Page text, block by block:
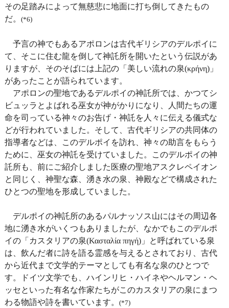
その足踏みによって無慈悲に地面に打ち倒してきたもの
だ。 (*6)
予言の神でもあるアポロンは古代ギリシアのデルポイに
て、そこに住む龍を倒して神託所を開いたという伝説があ
りますが、そのそばには上記の「美しい流れの泉(κρήνη)」
があったことが語られています。
アポロンの聖地であるデルポイの神託所では、かつてシ
ビュッラとよばれる巫女が神がかりになり、人間たちの運
命を司っている神々のお告げ・神託を人々に伝える儀式な
どが行われていました。そして、古代ギリシアの共同体の
指導者などは、このデルポイを訪れ、神々の助言をもらう
ために、巫女の神託を受けていました。このデルポイの神
託所も、前にご紹介しました医療の聖地アスクレペイオン
と同じく、神聖な森、湧き水の泉、神殿などで構成された
ひとつの聖地を形成していました。
デルポイの神託所のあるパルナッソス山にはその周辺各
地に湧き水がいくつもありましたが、なかでもこのデルポ
イの「カスタリアの泉(Κασταλία πηγή)」と呼ばれている泉
は、飲んだ者に詩を語る霊感を与えるとされており、古代
から近代まで文学的テーマとしても有名な泉のひとつで
す。ドイツ文学でも、ハインリヒ・ハイネやヘルマン・ヘ
ッセといった有名な作家たちがこのカスタリアの泉にまつ
わる物語や詩を書いています。 (*7)